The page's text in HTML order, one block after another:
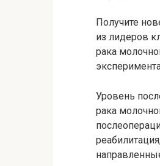
Получите
из лидеров
рака
Уровень
рака